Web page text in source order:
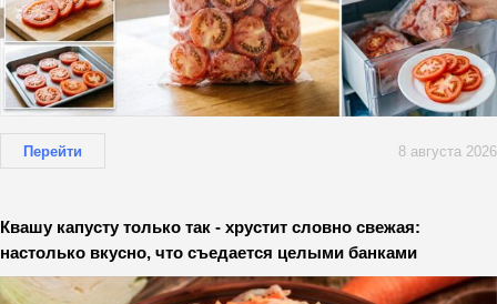
Перейти 8 августа 2026
Квашу капусту только так - хрустит словно свежая:
настолько вкусно, что съедается целыми банками